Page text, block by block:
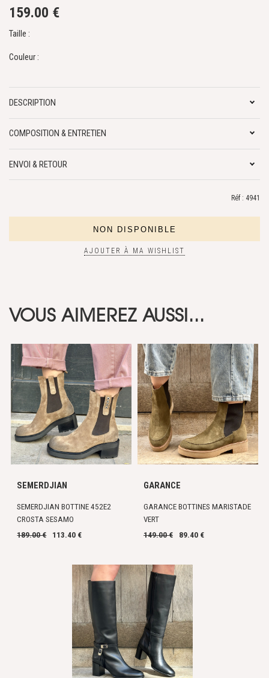
159.00 €
Taille :
Couleur :
DESCRIPTION
COMPOSITION & ENTRETIEN
ENVOI & RETOUR
Réf : 4941
AJOUTER À MA WISHLIST
VOUS AIMEREZ AUSSI...
SEMERDJIAN
SEMERDJIAN BOTTINE 452E2
CROSTA SESAMO
189.00 €
113.40 €
GARANCE
GARANCE BOTTINES MARISTADE
VERT
149.00 €
89.40 €